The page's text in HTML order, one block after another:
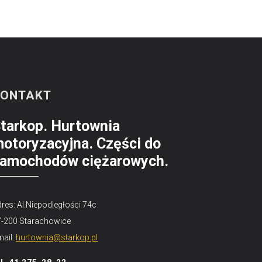
Hurtownia
Części do
ciężarowych.
Al.Niepodległości 74c
200 Starachowice
hurtownia@starkop.pl